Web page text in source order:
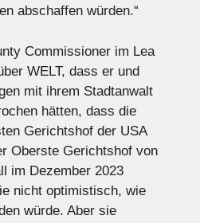
abschaffen würden.“
Commissioner im Lea
WELT, dass er und
mit ihrem Stadtanwalt
hätten, dass die
Gerichtshof der USA
Oberste Gerichtshof von
im Dezember 2023
nicht optimistisch, wie
würde. Aber sie